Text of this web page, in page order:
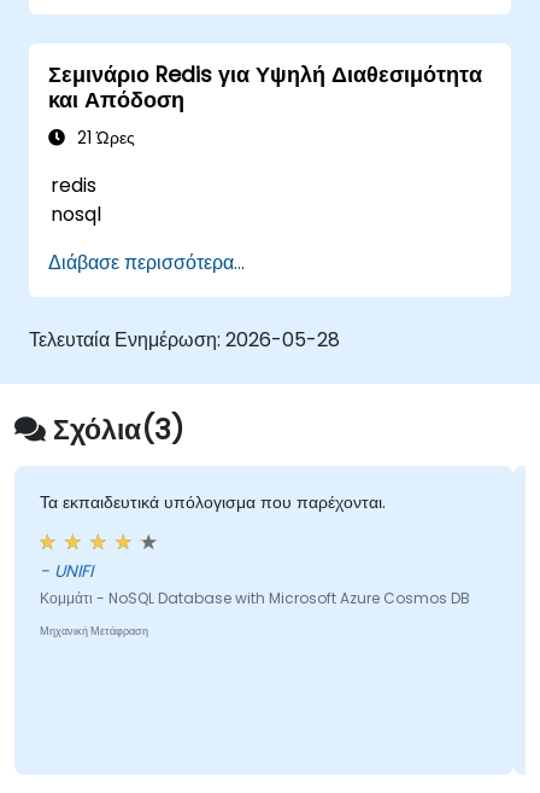
Σεμινάριο Redis για Υψηλή Διαθεσιμότητα
και Απόδοση
21 Ώρες
redis
nosql
Διάβασε περισσότερα...
Τελευταία Ενημέρωση: 2026-05-28
Σχόλια(3)
Τα εκπαιδευτικά υπόλογισμα που παρέχονται.
- UNIFI
Κομμάτι - NoSQL Database with Microsoft Azure Cosmos DB
Μηχανική Μετάφραση